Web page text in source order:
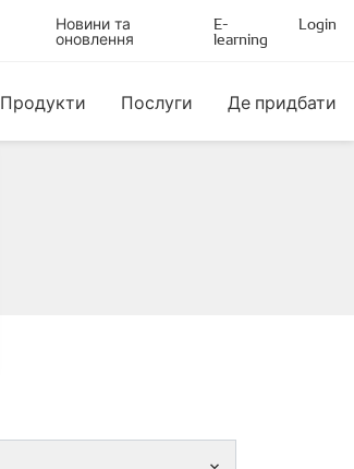
Новини та
оновлення
E-
learning
Login
Продукти Послуги Де придбати